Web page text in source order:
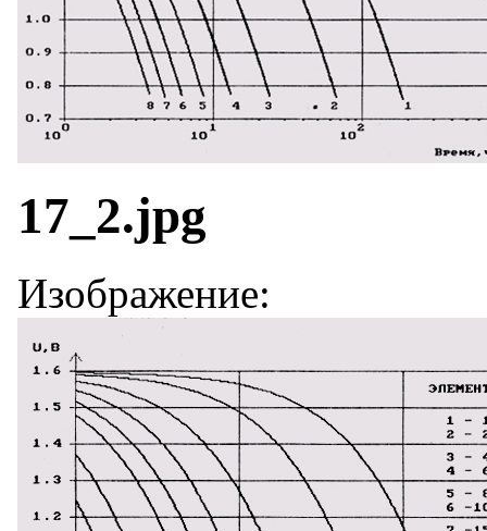
17_2.jpg
Изображение: